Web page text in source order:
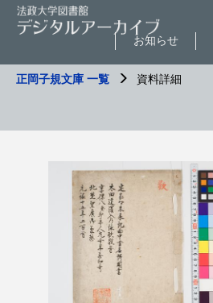
お知らせ
正岡子規文庫 一覧 資料詳細